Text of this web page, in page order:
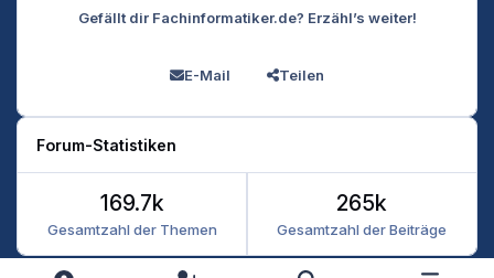
Gefällt dir Fachinformatiker.de? Erzähl’s weiter!
E-Mail Teilen
Forum-Statistiken
Gesamtzahl der Themen
169.7k
Gesamtzahl der Beiträge
265k